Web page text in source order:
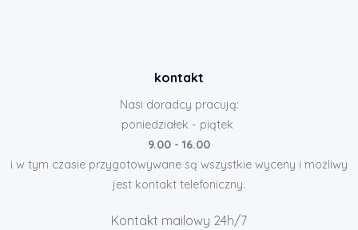
kontakt
Nasi doradcy pracują:
poniedziałek - piątek
9.00 - 16.00
i w tym czasie przygotowywane są wszystkie wyceny i możliwy
jest kontakt telefoniczny.
Kontakt mailowy 24h/7